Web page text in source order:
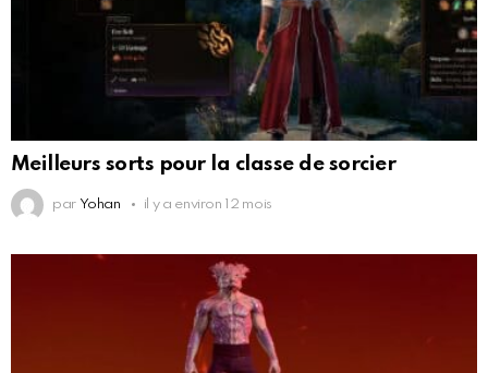
Meilleurs sorts pour la classe de sorcier
par Yohan il y a environ 12 mois